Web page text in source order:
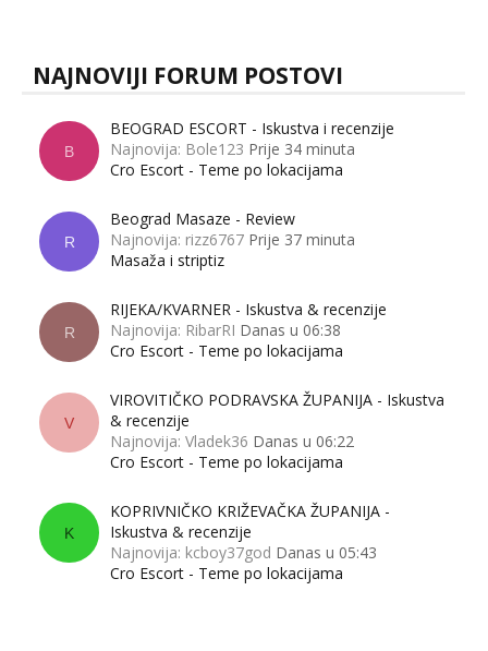
NAJNOVIJI FORUM POSTOVI
B
BEOGRAD ESCORT - Iskustva i recenzije
Najnovija: Bole123 Prije 34 minuta
Cro Escort - Teme po lokacijama
R
Beograd Masaze - Review
Najnovija: rizz6767 Prije 37 minuta
Masaža i striptiz
R
RIJEKA/KVARNER - Iskustva & recenzije
Najnovija: RibarRI Danas u 06:38
Cro Escort - Teme po lokacijama
V
VIROVITIČKO PODRAVSKA ŽUPANIJA - Iskustva
& recenzije
Najnovija: Vladek36 Danas u 06:22
Cro Escort - Teme po lokacijama
K
KOPRIVNIČKO KRIŽEVAČKA ŽUPANIJA -
Iskustva & recenzije
Najnovija: kcboy37god Danas u 05:43
Cro Escort - Teme po lokacijama